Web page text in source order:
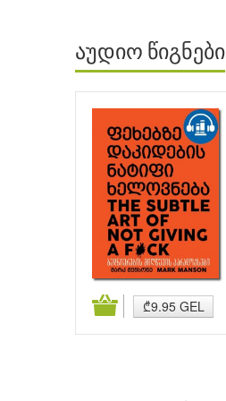
აუდიო წიგნები
₾9.95 GEL
კალათაში დამატება